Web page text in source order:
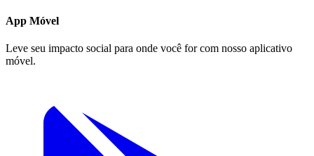
App Móvel
Leve seu impacto social para onde você for com nosso aplicativo
móvel.